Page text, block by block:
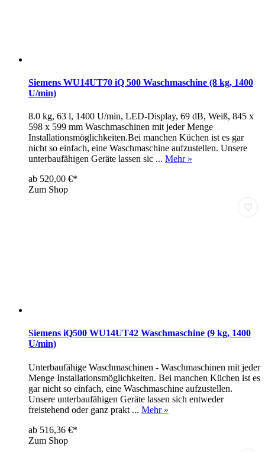
Siemens WU14UT70 iQ 500 Waschmaschine (8 kg, 1400
U/min)
8.0 kg, 63 l, 1400 U/min, LED-Display, 69 dB, Weiß, 845 x
598 x 599 mm Waschmaschinen mit jeder Menge
Installationsmöglichkeiten.Bei manchen Küchen ist es gar
nicht so einfach, eine Waschmaschine aufzustellen. Unsere
unterbaufähigen Geräte lassen sic ... Mehr »
ab 520,00 €*
Zum Shop
♡
Siemens iQ500 WU14UT42 Waschmaschine (9 kg, 1400
U/min)
Unterbaufähige Waschmaschinen - Waschmaschinen mit jeder
Menge Installationsmöglichkeiten. Bei manchen Küchen ist es
gar nicht so einfach, eine Waschmaschine aufzustellen.
Unsere unterbaufähigen Geräte lassen sich entweder
freistehend oder ganz prakt ... Mehr »
ab 516,36 €*
Zum Shop